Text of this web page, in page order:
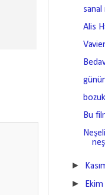
sanal
Alis
Bu
►
► Ekim